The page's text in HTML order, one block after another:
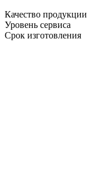
Качество продукции
Уровень сервиса
Срок изготовления